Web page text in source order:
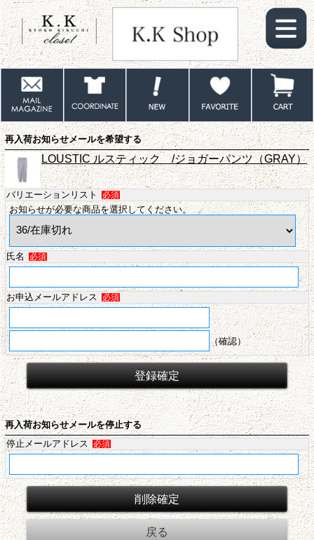
再入荷お知らせメールを希望する
LOUSTIC ルスティック /ジョガーパンツ（GRAY）
バリエーションリスト 必須
お知らせが必要な商品を選択してください。
氏名 必須
お申込メールアドレス 必須
（確認）
再入荷お知らせメールを停止する
停止メールアドレス
必須